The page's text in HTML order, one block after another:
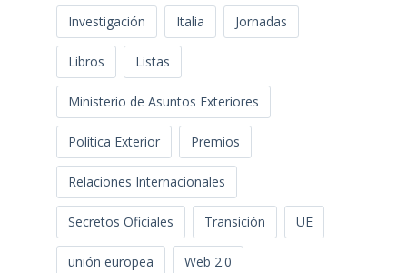
Investigación Italia Jornadas
Libros Listas
Ministerio de Asuntos Exteriores
Política Exterior Premios
Relaciones Internacionales
Secretos Oficiales Transición UE
unión europea Web 2.0